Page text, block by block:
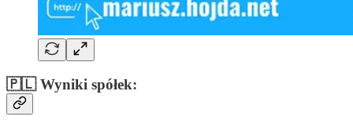
🇵🇱 Wyniki spółek: